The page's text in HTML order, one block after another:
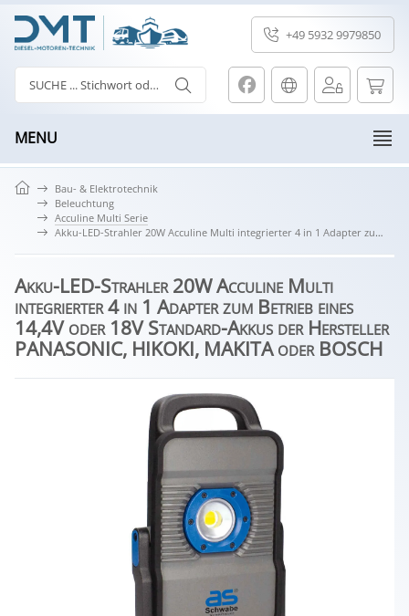
+49 5932 9979850
MENU
Bau- & Elektrotechnik
Beleuchtung
Acculine Multi Serie
Akku-LED-Strahler 20W Acculine Multi integrierter 4 in 1 Adapter zum Betrieb eines 14,4V oder 18V Standard-Akkus der Hersteller PANASONIC, HIKOKI, MAKITA oder BOSCH
Akku-LED-Strahler 20W Acculine Multi
integrierter 4 in 1 Adapter zum Betrieb eines
14,4V oder 18V Standard-Akkus der Hersteller
PANASONIC, HIKOKI, MAKITA oder BOSCH